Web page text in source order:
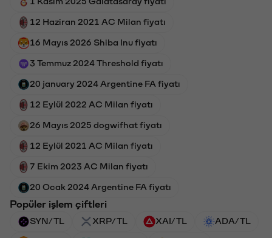
12 Haziran 2021 AC Milan fiyatı
16 Mayıs 2026 Shiba Inu fiyatı
3 Temmuz 2024 Threshold fiyatı
20 january 2024 Argentine FA fiyatı
12 Eylül 2022 AC Milan fiyatı
26 Mayıs 2025 dogwifhat fiyatı
12 Eylül 2021 AC Milan fiyatı
7 Ekim 2023 AC Milan fiyatı
20 Ocak 2024 Argentine FA fiyatı
Popüler işlem çiftleri
SYN/TL XRP/TL XAI/TL ADA/TL